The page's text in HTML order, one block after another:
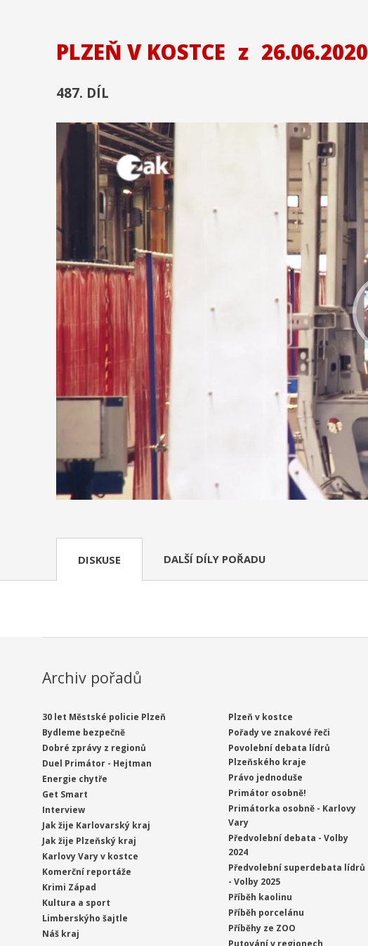
PLZEŇ V KOSTCE z 26.06.2020
487. DÍL
DISKUSE DALŠÍ DÍLY POŘADU
Archiv pořadů
30 let Městské policie Plzeň
Bydleme bezpečně
Dobré zprávy z regionů
Duel Primátor - Hejtman
Energie chytře
Get Smart
Interview
Jak žije Karlovarský kraj
Jak žije Plzeňský kraj
Karlovy Vary v kostce
Komerční reportáže
Krimi Západ
Kultura a sport
Limberskýho šajtle
Náš kraj
Plzeň v kostce
Pořady ve znakové řeči
Povolební debata lídrů
Plzeňského kraje
Právo jednoduše
Primátor osobně!
Primátorka osobně - Karlovy
Vary
Předvolební debata - Volby
2024
Předvolební superdebata lídrů
- Volby 2025
Příběh kaolinu
Příběh porcelánu
Příběhy ze ZOO